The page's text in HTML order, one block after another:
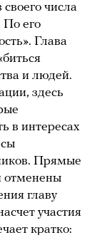
числа
По его
Глава
и людей.
здесь
в интересах
Прямые
отменены
главу
участия
кратко: